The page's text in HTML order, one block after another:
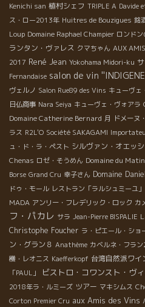
Kenichi san 植村シェフ TRIPLE A Davide
ス・ロー2013年 Huitres de Bouzigues 銘
Loup Domaine Raphael Champier ロンド
ランタン・ヴァレス クマちゃん AUX
2017 René Jean Yokohama Midori-ku
Fernandaise salon de vin
ヴェルノ Salon Rue89 des Vins キューヴェ
日仏商事 Nara Seiya キューヴェ・ヴォアラ
Domaine Catherine Bernard 月 ドメーヌ
ラス R2L'O Société SAKAGAMI
ュ・ド・ラ・ペスト シルヴァン・オエッシ
Chenas ロゼ・そうめん Domaine du
Borse Grand Cru 幸子さん Domaine
ドゥ・モール レストラン「ラルシュミーユ」
MADA アンリー・フレデリック・ロック カ
フ・パカレ サラ Jean-Pierre BISPALIE
Christophe Foucher ラ・ピエール・ショ
ン・グラン８ Anathème カベルネ・フラ
穫・レオニス Kaefferkopf 台湾自然派ワイ
「PAUL」
ビストロ・コワンスト・ヴ
2018年ラ・ルミーズ ツアー マキシムス
Corton Premier Cru aux Amis des Vins